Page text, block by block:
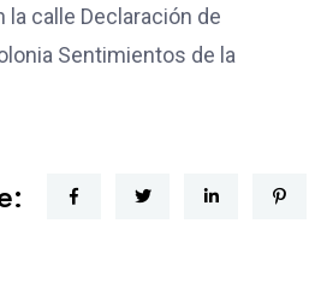
la calle Declaración de
Sentimientos de la